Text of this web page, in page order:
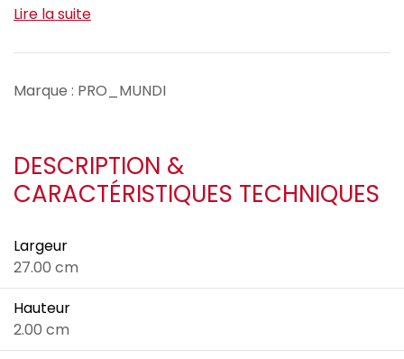
Lire la suite
Marque : PRO_MUNDI
DESCRIPTION &
CARACTÉRISTIQUES TECHNIQUES
Largeur
27.00 cm
Hauteur
2.00 cm